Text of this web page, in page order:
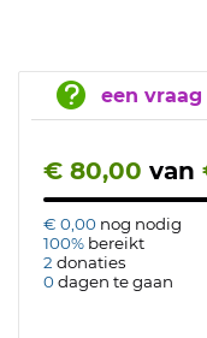
een
€ 80,00 van
€ 0,00 nog nodig
100% bereikt
2 donaties
0dagen te gaan